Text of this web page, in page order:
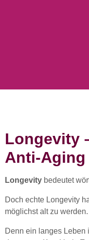
Longevity
Anti-Aging
Longevity bedeutet
Doch echte Longevity
möglichst alt zu werden.
Denn ein langes Leben